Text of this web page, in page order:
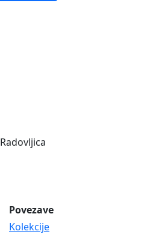
Povezave
Kolekcije